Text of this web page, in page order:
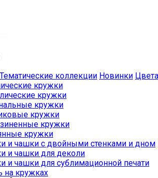
Тематические коллекции Новинки Цвета
кружки
кружки
кружки
кружки
кружки
кружки
и чашки с двойными стенками и дном
и чашки для деколи
и чашки для сублимационной печати
на кружках